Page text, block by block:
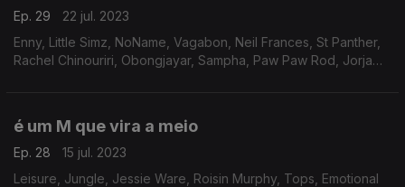
Ep. 29
22 jul. 2023
Enny, Little Simz, NoName, Vagabon, Neil Frances, St Panther,
Rachel Chinouriri, Obongjayar, Sampha, Paw Paw Rod, Jorja
é um M que vira a meio
Ep. 28
15 jul. 2023
Leisure, Jungle, Jessie Ware, Roisin Murphy, Tops, Emotional